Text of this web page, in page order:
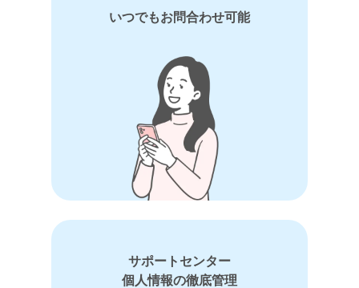
いつでもお問合わせ可能
サポートセンター
個人情報の徹底管理